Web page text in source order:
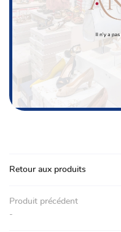
Retour aux produits
Produit précédent
-